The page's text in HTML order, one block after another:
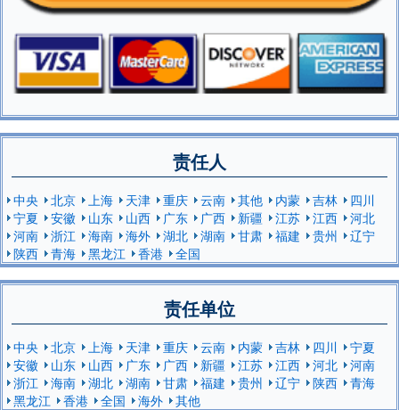
责任人
中央 北京 上海 天津 重庆 云南 其他 内蒙 吉林
四川
宁夏
安徽 山东 山西 广东 广西 新疆 江苏 江西
河北
河南
浙江 海南 海外 湖北 湖南 甘肃 福建 贵州
辽宁
陕西
青海 黑龙江 香港 全国
责任单位
中央 北京 上海 天津 重庆 云南 内蒙 吉林 四川
宁夏
安徽
山东 山西 广东 广西 新疆 江苏 江西 河北
河南
浙江
海南 湖北 湖南 甘肃 福建 贵州 辽宁 陕西
青海
黑龙江
香港 全国 海外 其他